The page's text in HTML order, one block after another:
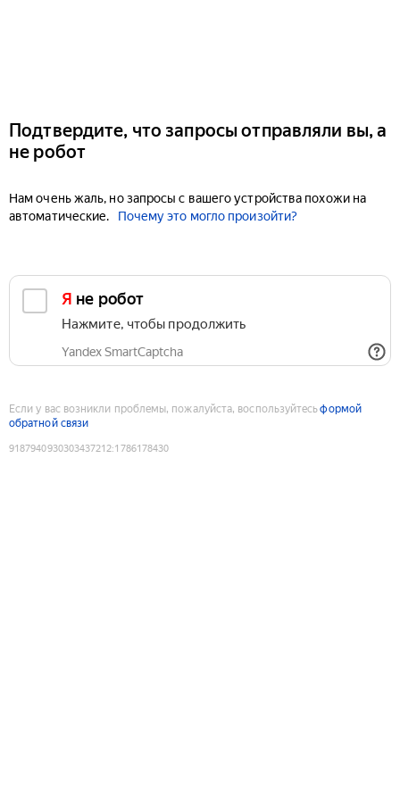
Подтвердите, что запросы отправляли вы, а
не робот
Нам очень жаль, но запросы с вашего устройства похожи на
автоматические.
Почему это могло произойти?
Я не робот
Нажмите, чтобы продолжить
Yandex SmartCaptcha
Если у вас возникли проблемы, пожалуйста, воспользуйтесьформой
обратной связи
9187940930303437212:1786178430